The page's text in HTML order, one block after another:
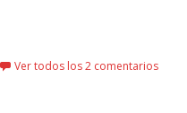
Ver todos los 2 comentarios